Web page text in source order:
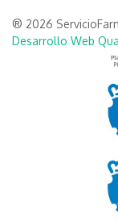
® 2026
Desarrollo Web